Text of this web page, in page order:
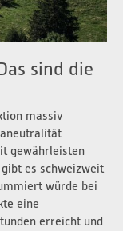
sind die
massiv
gewährleisten
es schweizweit
würde bei
eine
erreicht und